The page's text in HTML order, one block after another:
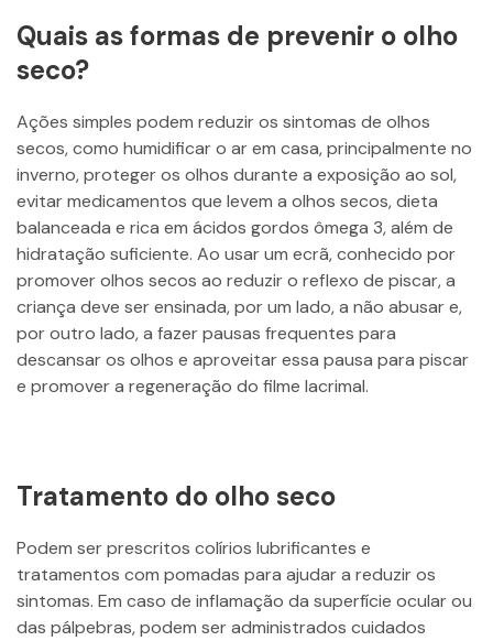
Quais as formas de prevenir o olho
seco?
Ações simples podem reduzir os sintomas de olhos
secos, como humidificar o ar em casa, principalmente no
inverno, proteger os olhos durante a exposição ao sol,
evitar medicamentos que levem a olhos secos, dieta
balanceada e rica em ácidos gordos ômega 3, além de
hidratação suficiente. Ao usar um ecrã, conhecido por
promover olhos secos ao reduzir o reflexo de piscar, a
criança deve ser ensinada, por um lado, a não abusar e,
por outro lado, a fazer pausas frequentes para
descansar os olhos e aproveitar essa pausa para piscar
e promover a regeneração do filme lacrimal.
Tratamento do olho seco
Podem ser prescritos colírios lubrificantes e
tratamentos com pomadas para ajudar a reduzir os
sintomas. Em caso de inflamação da superfície ocular ou
das pálpebras, podem ser administrados cuidados